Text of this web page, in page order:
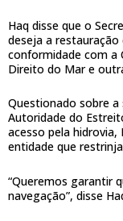
Haq disse que o
deseja a
conformidade com a
Direito do Mar e
Questionado sobre
Autoridade do
acesso pela hidrovia,
entidade que
“Queremos garantir
navegação”, disse